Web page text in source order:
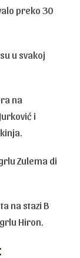
preko 30
u svakoj
na
i
Zulema di
na stazi B
Hiron.